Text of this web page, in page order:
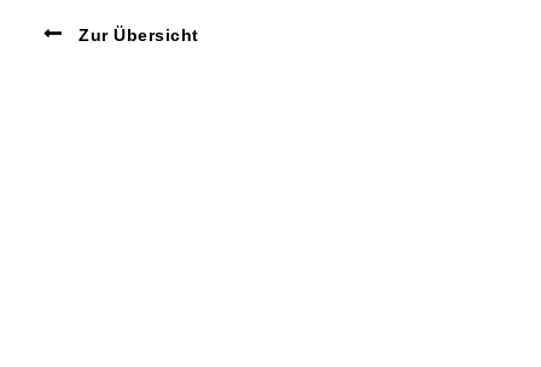
Zur Übersicht